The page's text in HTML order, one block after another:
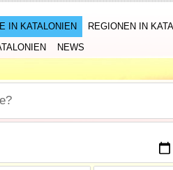
IN KATALONIEN REGIONEN IN
NEWS